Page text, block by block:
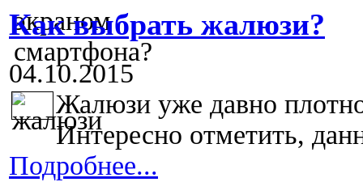
Как выбрать жалюзи?
04.10.2015
Жалюзи уже давно
Интересно отметить,
Подробнее...